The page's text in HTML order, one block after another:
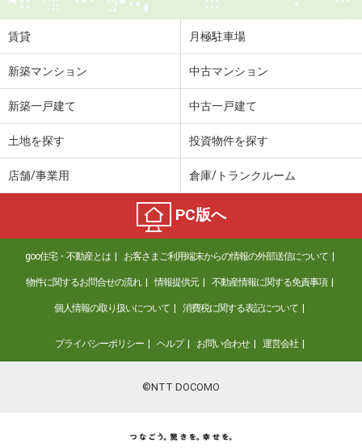
賃貸 月極駐車場
新築マンション 中古マンション
新築一戸建て 中古一戸建て
土地を探す 投資物件を探す
店舗/事業用 倉庫/トランクルーム
PC版へ
goo住宅・不動産とは お客さまご利用端末からの情報の外部送信について
物件に関するお問合せの流れ 情報提供元 不動産情報に関する免責事項
個人情報の取り扱いについて 消費税に関する表記について
プライバシーポリシー ヘルプ お問い合わせ 運営会社
©NTT DOCOMO